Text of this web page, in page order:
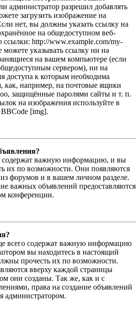
администратор разрешил добавлять
загрузить изображение на
нет, вы должны указать ссылку на
на общедоступном веб-
ссылки: http://www.example.com/my-
указывать ссылку ни на
на вашем компьютере (если
сервером), ни на
доступа к которым необходима
как, например, на почтовые ящики
защищённые паролями сайты и т. п.
на изображения используйте в
[img].
содержат важную информацию, и вы
их по возможности. Они появляются
форумов и в вашем личном разделе.
важных объявлений предоставляются
конференции.
всего содержат важную информацию
вы находитесь в настоящий
прочесть их по возможности.
вверху каждой страницы
они созданы. Так же, как и с
права на создание объявлений
администратором.